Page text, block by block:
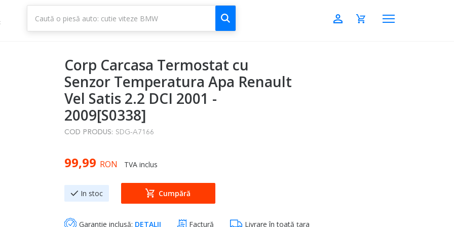
CAUTĂ
Corp Carcasa Termostat cu
Senzor Temperatura Apa Renault
Vel Satis 2.2 DCI 2001 -
2009[S0338]
COD PRODUS: SDG-A7166
99,99 RON TVA inclus
In stoc Cumpără
Garanție inclusă: DETALII Factură Livrare în toată țara